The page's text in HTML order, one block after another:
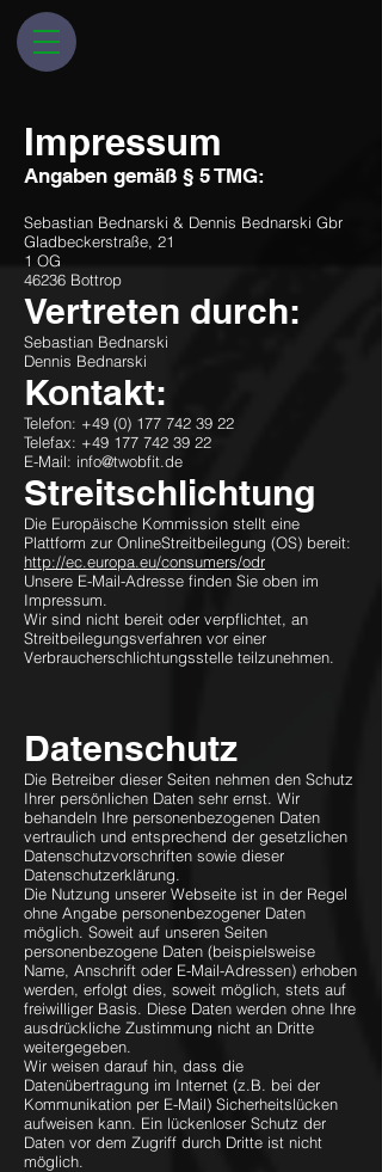
Impressum
Angaben gemäß § 5 TMG:
Sebastian Bednarski & Dennis Bednarski Gbr
Gladbeckerstraße, 21
1 OG
46236 Bottrop
Vertreten durch:
Sebastian Bednarski
Dennis Bednarski
Kontakt:
Telefon: +49 (0) 177 742 39 22
Telefax: +49 177 742 39 22
E-Mail: info@twobfit.de
Streitschlichtung
Die Europäische Kommission stellt eine
Plattform zur OnlineStreitbeilegung (OS) bereit:
http://ec.europa.eu/consumers/odr
Unsere E-Mail-Adresse finden Sie oben im
Impressum.
Wir sind nicht bereit oder verpflichtet, an
Streitbeilegungsverfahren vor einer
Verbraucherschlichtungsstelle teilzunehmen.
Datenschutz
Die Betreiber dieser Seiten nehmen den Schutz
Ihrer persönlichen Daten sehr ernst. Wir
behandeln Ihre personenbezogenen Daten
vertraulich und entsprechend der gesetzlichen
Datenschutzvorschriften sowie dieser
Datenschutzerklärung.
Die Nutzung unserer Webseite ist in der Regel
ohne Angabe personenbezogener Daten
möglich. Soweit auf unseren Seiten
personenbezogene Daten (beispielsweise
Name, Anschrift oder E-Mail-Adressen) erhoben
werden, erfolgt dies, soweit möglich, stets auf
freiwilliger Basis. Diese Daten werden ohne Ihre
ausdrückliche Zustimmung nicht an Dritte
weitergegeben.
Wir weisen darauf hin, dass die
Datenübertragung im Internet (z.B. bei der
Kommunikation per E-Mail) Sicherheitslücken
aufweisen kann. Ein lückenloser Schutz der
Daten vor dem Zugriff durch Dritte ist nicht
möglich.